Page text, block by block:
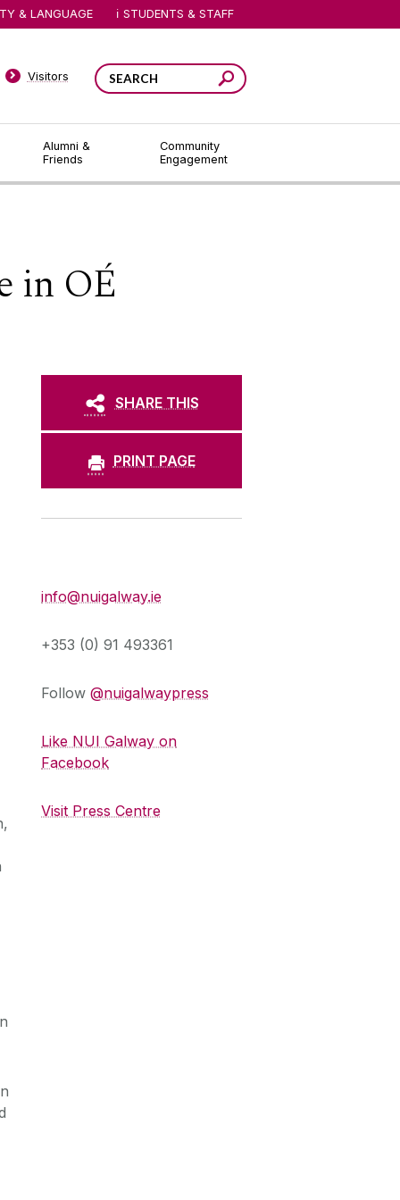
Alumni &
Friends
Community
Engagement
Visitors
& LANGUAGE STUDENTS & STAFF
in OÉ
SHARE THIS
PRINT PAGE
info@nuigalway.ie
+353 (0) 91 493361
Follow @nuigalwaypress
Like NUI Galway on
Facebook
Visit Press Centre